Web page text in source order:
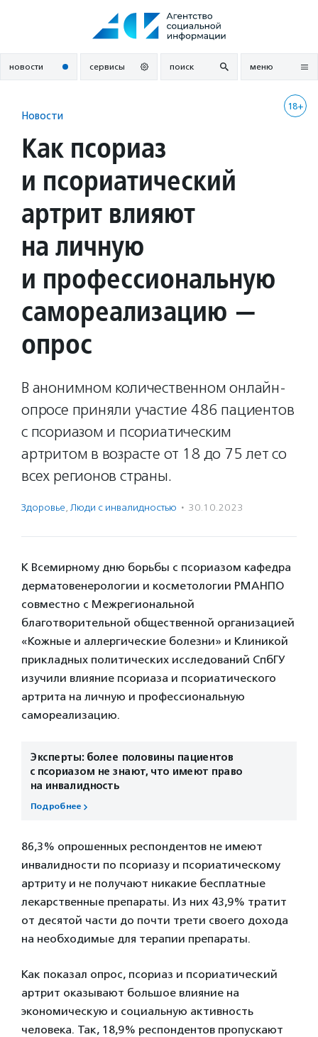
новости сервисы поиск меню
18+
Новости
Как псориаз
и псориатический
артрит влияют
на личную
и профессиональную
самореализацию —
опрос
В анонимном количественном онлайн-
опросе приняли участие 486 пациентов
с псориазом и псориатическим
артритом в возрасте от 18 до 75 лет со
всех регионов страны.
Здоровье, Люди с инвалидностью · 30.10.2023
К Всемирному дню борьбы с псориазом кафедра
дерматовенерологии и косметологии РМАНПО
совместно с Межрегиональной
благотворительной общественной организацией
«Кожные и аллергические болезни» и Клиникой
прикладных политических исследований СпбГУ
изучили влияние псориаза и псориатического
артрита на личную и профессиональную
самореализацию.
Эксперты: более половины пациентов
с псориазом не знают, что имеют право
на инвалидность
Подробнее
86,3% опрошенных респондентов не имеют
инвалидности по псориазу и псориатическому
артриту и не получают никакие бесплатные
лекарственные препараты. Из них 43,9% тратит
от десятой части до почти трети своего дохода
на необходимые для терапии препараты.
Как показал опрос, псориаз и псориатический
артрит оказывают большое влияние на
экономическую и социальную активность
человека. Так, 18,9% респондентов пропускают